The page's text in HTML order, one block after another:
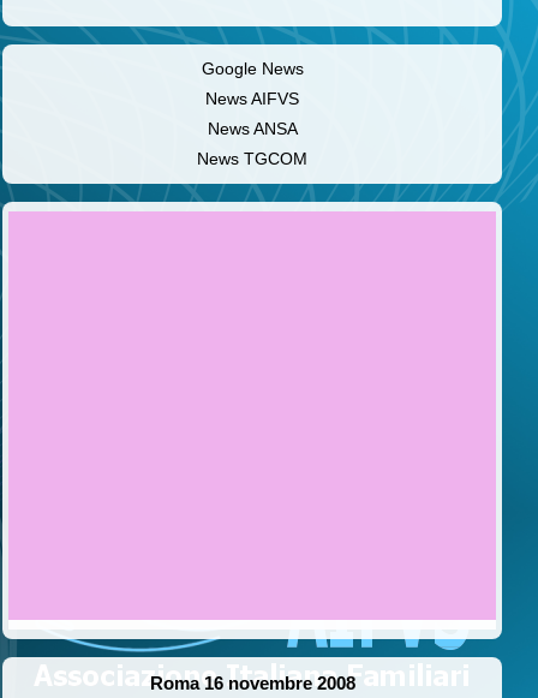
Google News
News AIFVS
News ANSA
News TGCOM
Roma 16 novembre 2008